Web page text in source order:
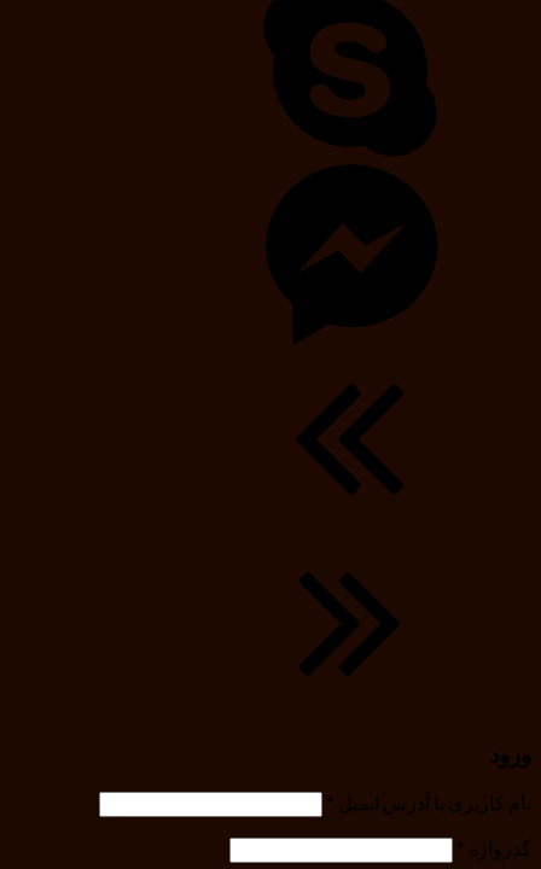
ورود
نام کاربری یا آدرس ایمیل
*
گذرواژه *